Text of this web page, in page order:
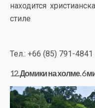
находится
стиле
Тел.: +66 (85) 791-4841
12. Домики на холме. 6